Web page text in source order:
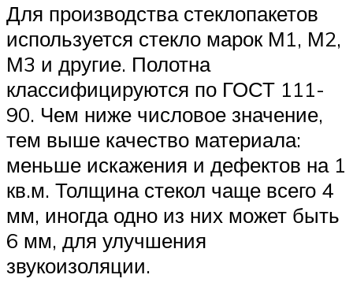
Для производства стеклопакетов
используется стекло марок М1, М2,
М3 и другие. Полотна
классифицируются по ГОСТ 111-
90. Чем ниже числовое значение,
тем выше качество материала:
меньше искажения и дефектов на 1
кв.м. Толщина стекол чаще всего 4
мм, иногда одно из них может быть
6 мм, для улучшения
звукоизоляции.